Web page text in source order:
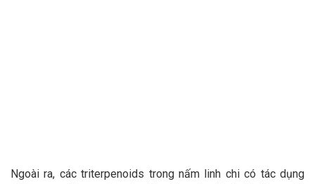
Ngoài ra, các triterpenoids trong nấm linh chi có tác dụng